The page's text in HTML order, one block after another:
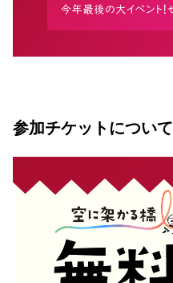
参加チケットについて